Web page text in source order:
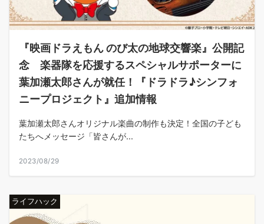
『映画ドラえもん のび太の地球交響楽』公開記
念 楽器隊を応援するスペシャルサポーターに
葉加瀬太郎さんが就任！『ドラドラ♪シンフォ
ニープロジェクト』追加情報
葉加瀬太郎さんオリジナル楽曲の制作も決定！全国の子ども
たちへメッセージ「皆さんが...
2023/08/29
ライフハック